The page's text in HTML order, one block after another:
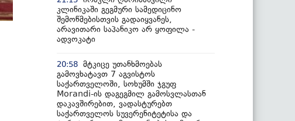
კლინიკაში გეგმური სამედიცინო
შემოწმებისთვის გადაიყვანეს,
არავითარი საპანიკო არ ყოფილა -
ადვოკატი
20:58 მტკიცე უთანხმოებას
გამოვხატავთ 7 აგვისტოს
საქართველოში, სოხუმში ჯგუფ
Morandi-ის დაგეგმილ გამოსვლასთან
დაკავშირებით, ვადასტურებთ
საქართველოს სუვერენიტეტისა და